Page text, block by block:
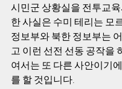
시민군 상황실을 전투교
한 사실은 수미 테리는 모
정보부와 북한 정보부는
고 이런 선전 선동 공작을
여서는 또 다른 사안이기
를 할 것입니다.